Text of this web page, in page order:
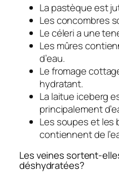
La pastèque est
Les concombres
Le céleri a une
Les mûres
d’eau.
Le fromage
hydratant.
La laitue iceberg
principalement
Les soupes et les
contiennent de
Les veines sortent-
déshydratées?